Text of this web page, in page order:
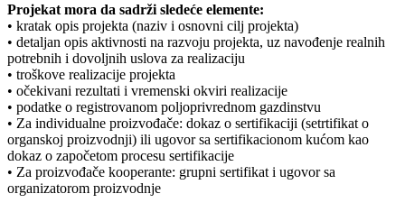
Projekat mora da sadrži sledeće elemente:
• kratak opis projekta (naziv i osnovni cilj projekta)
• detaljan opis aktivnosti na razvoju projekta, uz navođenje realnih
potrebnih i dovoljnih uslova za realizaciju
• troškove realizacije projekta
• očekivani rezultati i vremenski okviri realizacije
• podatke o registrovanom poljoprivrednom gazdinstvu
• Za individualne proizvođače: dokaz o sertifikaciji (setrtifikat o
organskoj proizvodnji) ili ugovor sa sertifikacionom kućom kao
dokaz o započetom procesu sertifikacije
• Za proizvođače kooperante: grupni sertifikat i ugovor sa
organizatorom proizvodnje